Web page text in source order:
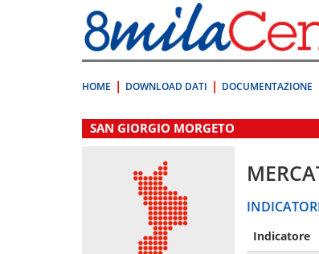
direttamente
a:
Contenuto
HOME DOWNLOAD DATI DOCUMENTAZIONE
.
SAN GIORGIO MORGETO
Indicatore